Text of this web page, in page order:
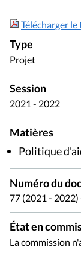
Télécharger le
Type
Projet
Session
2021 - 2022
Matières
Politique
Numéro du
77 (2021 - 2022)
État en
La commission